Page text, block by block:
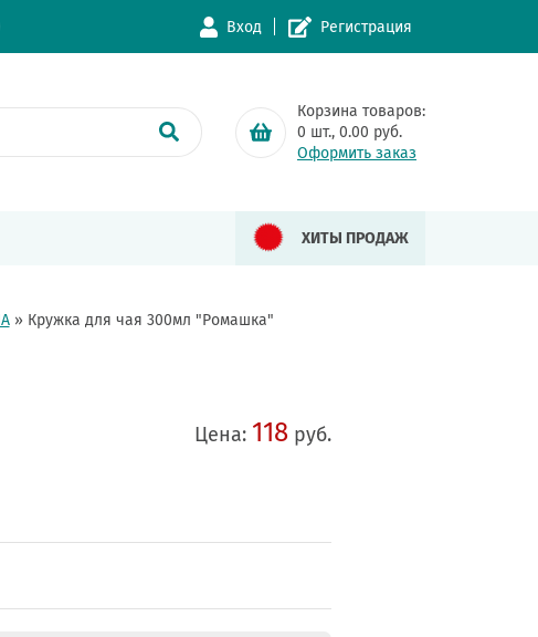
Вход Регистрация
Корзина товаров:
0 шт., 0.00 руб.
Оформить заказ
ХИТЫ ПРОДАЖ
» Кружка для чая 300мл "Ромашка"
Цена: 118 руб.